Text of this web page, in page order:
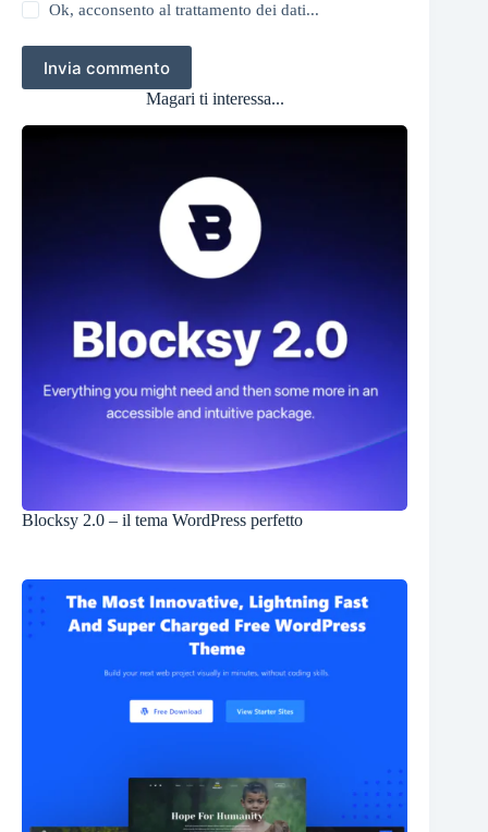
Ok, acconsento al trattamento dei dati...
Invia commento
Magari ti interessa...
Blocksy 2.0 – il tema WordPress perfetto